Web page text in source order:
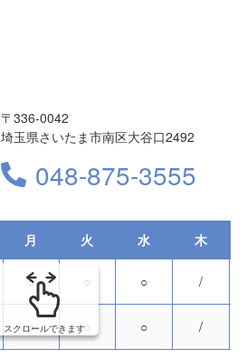
〒336-0042
埼玉県さいたま市南区大谷口2492
048-875-3555
月 火 水 木
○ ○ ○ /
○ ○ ○ /
スクロールできます